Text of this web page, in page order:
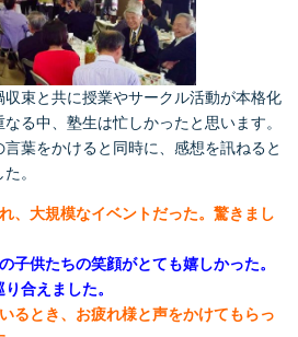
束と共に授業やサークル活動が本格化
る中、塾生は忙しかったと思います。
葉をかけると同時に、感想を訊ねると
。
、大規模なイベントだった。驚きまし
子供たちの笑顔がとても嬉しかった。
合えました。
るとき、お疲れ様と声をかけてもらっ